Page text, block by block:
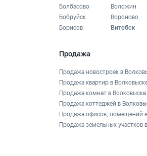
Болбасово
Бобруйск
Борисов
Воложин
Вороново
Витебск
Продажа
Продажа новостроек в
Продажа квартир в
Продажа комнат в Волковыске
Продажа коттеджей в
Продажа офисов, помещений
Продажа земельных участков